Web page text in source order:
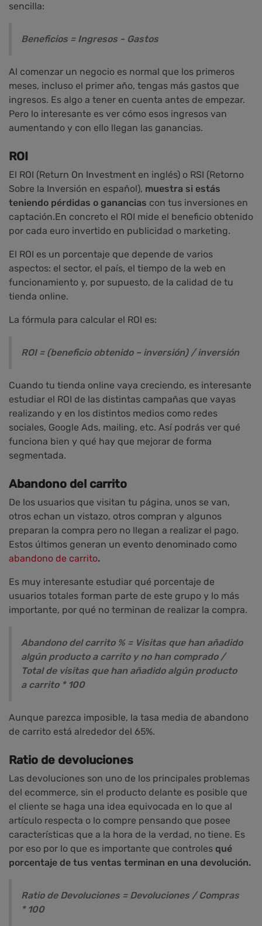
sencilla:
Beneficios = Ingresos - Gastos
Al comenzar un negocio es normal que los primeros
meses, incluso el primer año, tengas más gastos que
ingresos. Es algo a tener en cuenta antes de empezar.
Pero lo interesante es ver cómo esos ingresos van
aumentando y con ello llegan las ganancias.
ROI
El ROI (Return On Investment en inglés) o RSI (Retorno
Sobre la Inversión en español), muestra si estás
teniendo pérdidas o ganancias con tus inversiones en
captación.En concreto el ROI mide el beneficio obtenido
por cada euro invertido en publicidad o marketing.
El ROI es un porcentaje que depende de varios
aspectos: el sector, el país, el tiempo de la web en
funcionamiento y, por supuesto, de la calidad de tu
tienda online.
La fórmula para calcular el ROI es:
ROI = (beneficio obtenido – inversión) / inversión
Cuando tu tienda online vaya creciendo, es interesante
estudiar el ROI de las distintas campañas que vayas
realizando y en los distintos medios como redes
sociales, Google Ads, mailing, etc. Así podrás ver qué
funciona bien y qué hay que mejorar de forma
segmentada.
Abandono del carrito
De los usuarios que visitan tu página, unos se van,
otros echan un vistazo, otros compran y algunos
preparan la compra pero no llegan a realizar el pago.
Estos últimos generan un evento denominado como
abandono de carrito.
Es muy interesante estudiar qué porcentaje de
usuarios totales forman parte de este grupo y lo más
importante, por qué no terminan de realizar la compra.
Abandono del carrito % = Visitas que han añadido
algún producto a carrito y no han comprado /
Total de visitas que han añadido algún producto
a carrito * 100
Aunque parezca imposible, la tasa media de abandono
de carrito está alrededor del 65%.
Ratio de devoluciones
Las devoluciones son uno de los principales problemas
del ecommerce, sin el producto delante es posible que
el cliente se haga una idea equivocada en lo que al
artículo respecta o lo compre pensando que posee
características que a la hora de la verdad, no tiene. Es
por eso por lo que es importante que controles qué
porcentaje de tus ventas terminan en una devolución.
Ratio de Devoluciones = Devoluciones / Compras
* 100